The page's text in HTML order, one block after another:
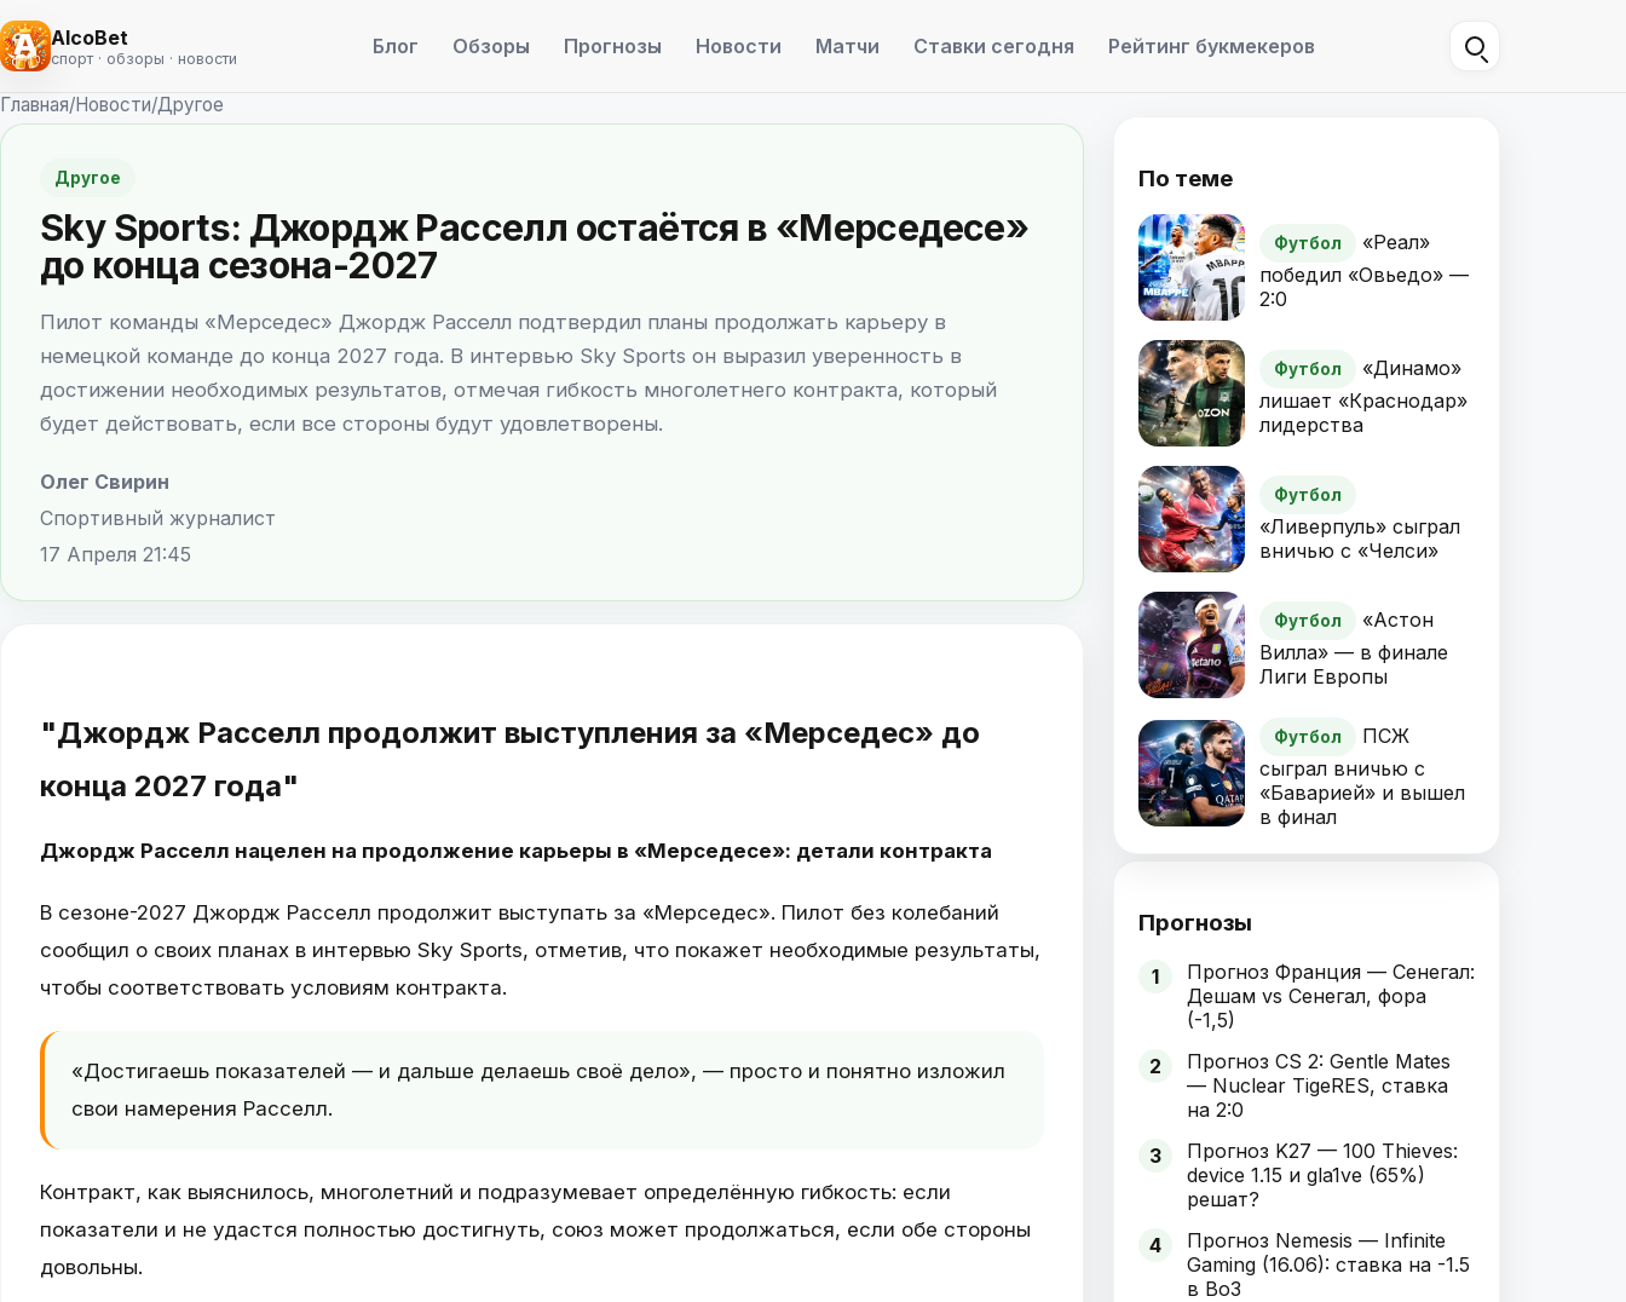
AlcoBet
спорт · обзоры · новости Блог Обзоры Прогнозы Новости Матчи Ставки сегодня Рейтинг букмекеров
Главная/Новости/Другое
Другое
Sky Sports: Джордж Расселл остаётся в «Мерседесе»
до конца сезона-2027
Пилот команды «Мерседес» Джордж Расселл подтвердил планы продолжать карьеру в
немецкой команде до конца 2027 года. В интервью Sky Sports он выразил уверенность в
достижении необходимых результатов, отмечая гибкость многолетнего контракта, который
будет действовать, если все стороны будут удовлетворены.
Олег Свирин
Спортивный журналист
17 Апреля 21:45
"Джордж Расселл продолжит выступления за «Мерседес» до
конца 2027 года"
Джордж Расселл нацелен на продолжение карьеры в «Мерседесе»: детали контракта
В сезоне-2027 Джордж Расселл продолжит выступать за «Мерседес». Пилот без колебаний
сообщил о своих планах в интервью Sky Sports, отметив, что покажет необходимые результаты,
чтобы соответствовать условиям контракта.
«Достигаешь показателей — и дальше делаешь своё дело», — просто и понятно изложил
свои намерения Расселл.
Контракт, как выяснилось, многолетний и подразумевает определённую гибкость: если
показатели и не удастся полностью достигнуть, союз может продолжаться, если обе стороны
довольны.
По теме
Футбол
«Реал»
победил «Овьедо» —
2:0
Футбол
«Динамо»
лишает «Краснодар»
лидерства
Футбол
«Ливерпуль» сыграл
вничью с «Челси»
Футбол
«Астон
Вилла» — в финале
Лиги Европы
Футбол
ПСЖ
сыграл вничью с
«Баварией» и вышел
в финал
Прогнозы
1
Прогноз Франция — Сенегал:
Дешам vs Сенегал, фора
(-1,5)
2
Прогноз CS 2: Gentle Mates
— Nuclear TigeRES, ставка
на 2:0
3
Прогноз K27 — 100 Thieves:
device 1.15 и gla1ve (65%)
решат?
4
Прогноз Nemesis — Infinite
Gaming (16.06): ставка на -1.5
в Bo3